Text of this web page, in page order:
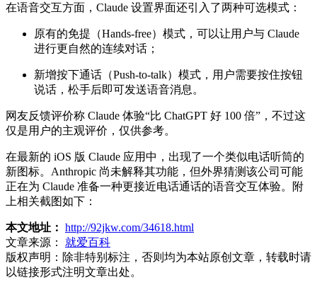
在语音交互方面，Claude 设置界面还引入了两种可选模式：
原有的免提（Hands-free）模式，可以让用户与 Claude
进行更自然的连续对话；
新增按下通话（Push-to-talk）模式，用户需要按住按钮
说话，松手后即可发送语音消息。
网友反馈评价称 Claude 体验“比 ChatGPT 好 100 倍”，不过这
仅是用户的主观评价，仅供参考。
在最新的 iOS 版 Claude 应用中，出现了一个类似电话听筒的
新图标。Anthropic 尚未解释其功能，但外界猜测该公司可能
正在为 Claude 准备一种更接近电话通话的语音交互体验。附
上相关截图如下：
本文地址： http://92jkw.com/34618.html
文章来源：
就爱百科
版权声明： 除非特别标注，否则均为本站原创文章，转载时请
以链接形式注明文章出处。